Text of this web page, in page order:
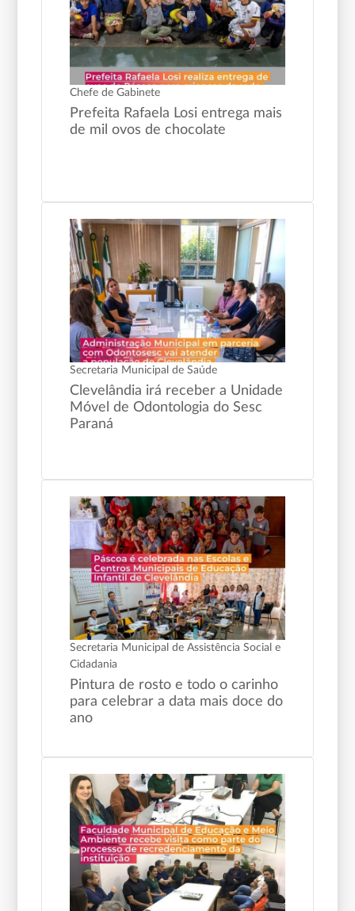
Chefe de Gabinete
Prefeita Rafaela Losi entrega mais
de mil ovos de chocolate
Secretaria Municipal de Saúde
Clevelândia irá receber a Unidade
Móvel de Odontologia do Sesc
Paraná
Secretaria Municipal de Assistência Social e
Cidadania
Pintura de rosto e todo o carinho
para celebrar a data mais doce do
ano